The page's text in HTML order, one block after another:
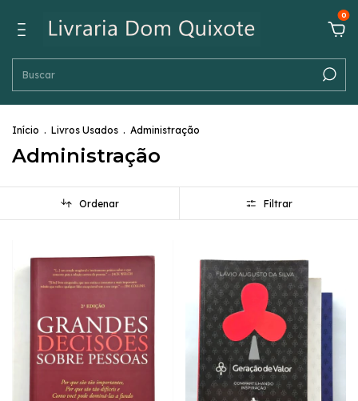
0
Início . Livros Usados . Administração
Administração
Ordenar Filtrar